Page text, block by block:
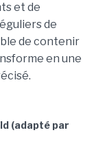
et de
de
de contenir
en une
(adapté par